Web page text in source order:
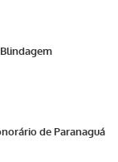
Blindagem
de Paranaguá